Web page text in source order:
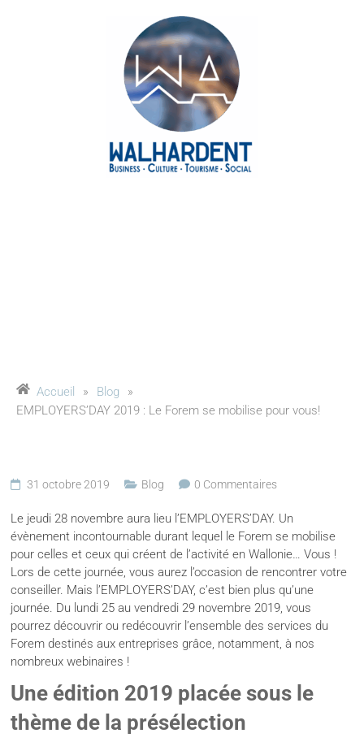
Accueil » Blog
»
EMPLOYERS’DAY 2019 : Le Forem se mobilise pour vous!
31 octobre 2019 Blog 0 Commentaires
Le jeudi 28 novembre aura lieu l’EMPLOYERS’DAY. Un
évènement incontournable durant lequel le Forem se mobilise
pour celles et ceux qui créent de l’activité en Wallonie… Vous !
Lors de cette journée, vous aurez l’occasion de rencontrer votre
conseiller. Mais l’EMPLOYERS’DAY, c’est bien plus qu’une
journée. Du lundi 25 au vendredi 29 novembre 2019, vous
pourrez découvrir ou redécouvrir l’ensemble des services du
Forem destinés aux entreprises grâce, notamment, à nos
nombreux webinaires !
Une édition 2019 placée sous le
thème de la présélection